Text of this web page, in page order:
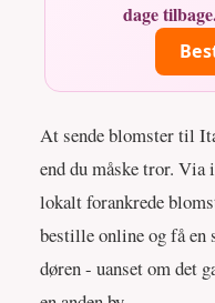
dage
At sende blomster til
end du måske tror. Via
lokalt forankrede
bestille online og få en
døren - uanset om det